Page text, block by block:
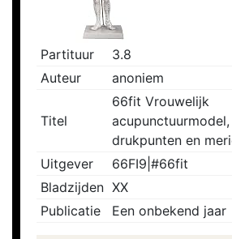
Partituur
3.8
Auteur
anoniem
Titel
66fit Vrouwelijk
drukpunten en
Uitgever
66FI9|#66fit
Bladzijden XX
Publicatie
Een onbekend jaar